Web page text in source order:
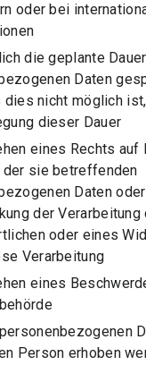
oder bei
die geplante
Daten
dies nicht möglich
dieser Dauer
eines Rechts auf
der sie betreffenden
Daten
der Verarbeitung
oder eines
Verarbeitung
eines
Person erhoben